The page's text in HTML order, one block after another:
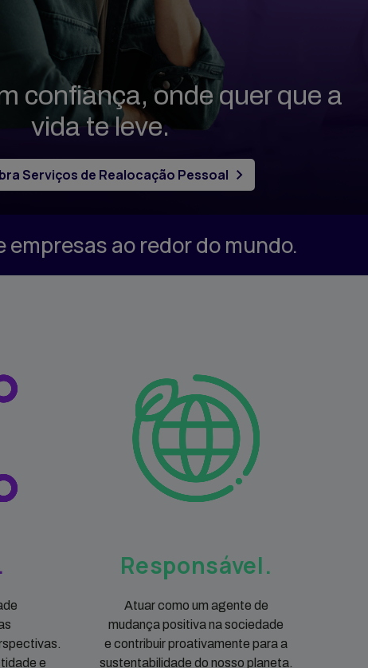
confiança, onde quer que a
vida te leve.
Serviços de Realocação Pessoal
ao redor do mundo.
e
Responsável.
Atuar como um agente de
mudança positiva na sociedade
e contribuir proativamente para a
sustentabilidade do nosso planeta.